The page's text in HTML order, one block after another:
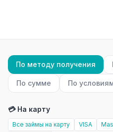
По методу получения
По сумме По
💳 На карту
Все займы на карту VISA